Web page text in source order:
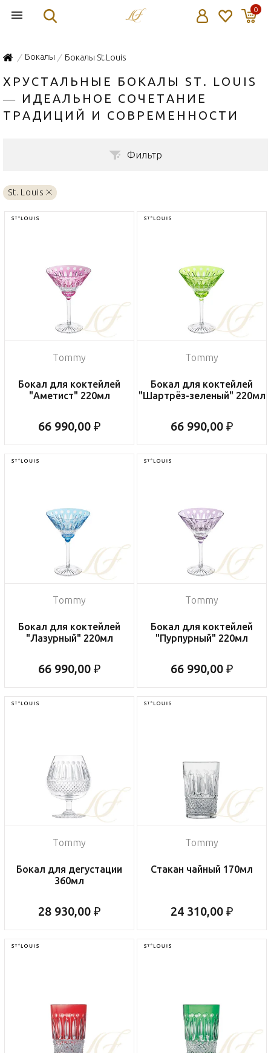
0
/ Бокалы / Бокалы St.Louis
ХРУСТАЛЬНЫЕ БОКАЛЫ ST. LOUIS
— ИДЕАЛЬНОЕ СОЧЕТАНИЕ
ТРАДИЦИЙ И СОВРЕМЕННОСТИ
Фильтр
St. Louis
Tommy
Бокал для коктейлей
"Аметист" 220мл
66 990,00 ₽
Tommy
Бокал для коктейлей
"Шартрёз-зеленый" 220мл
66 990,00 ₽
Tommy
Бокал для коктейлей
"Лазурный" 220мл
66 990,00 ₽
Tommy
Бокал для коктейлей
"Пурпурный" 220мл
66 990,00 ₽
Tommy
Бокал для дегустации
360мл
28 930,00 ₽
Tommy
Стакан чайный 170мл
24 310,00 ₽